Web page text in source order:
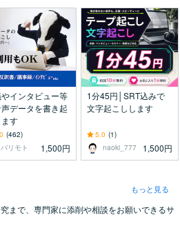
インタビュー等
データを書き起
ます
(462)
バリモト
1,500円
1分45円│SRT込みで
文字起こしします
5.0 (1)
naoki_777
1,500円
もっと見る
まで、専門家に添削や相談をお願いできるサ